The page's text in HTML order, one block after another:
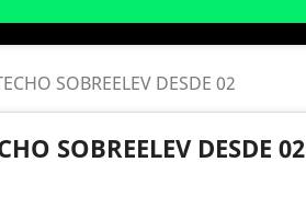
SOBREELEV DESDE 02
SOBREELEV DESDE 02